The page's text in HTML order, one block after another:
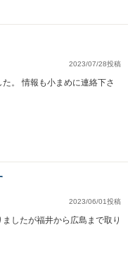
2023/07/28投稿
。 情報も小まめに連絡下さ
2023/06/01投稿
したが福井から広島まで取り